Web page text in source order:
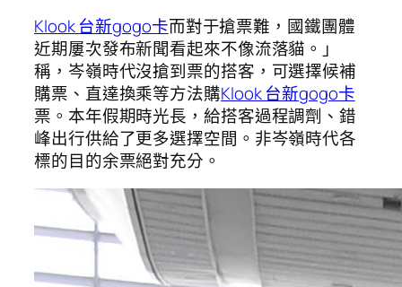
Klook 台新gogo卡而對于搶票難，國鐵團體
近期屢次發布新聞看起來不像流落貓。」
稱，岑嶺時代沒搶到票的搭客，可選擇候補
購票、直達換乘等方法購Klook 台新gogo卡
票。本年假期時光長，給搭客過程調劑、錯
峰出行供給了更多選擇空間。非岑嶺時代各
標的目的余票絕對充分。